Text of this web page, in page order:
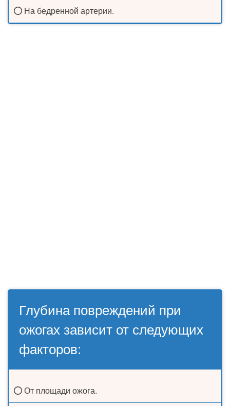
На бедренной артерии.
Глубина повреждений при
ожогах зависит от следующих
факторов:
От площади ожога.